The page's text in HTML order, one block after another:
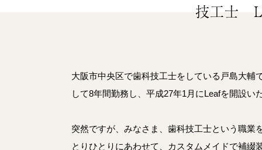
技工士
大阪市中央区で歯科技工士をしている戸島大輔
して8年間勤務し、平成27年1月にLeafを開設い
突然ですが、みなさま、歯科技工士という職業
とりひとりにあわせて、カスタムメイドで補綴